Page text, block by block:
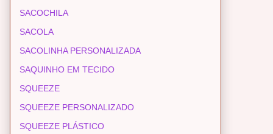
SACOCHILA
SACOLA
SACOLINHA PERSONALIZADA
SAQUINHO EM TECIDO
SQUEEZE
SQUEEZE PERSONALIZADO
SQUEEZE PLÁSTICO